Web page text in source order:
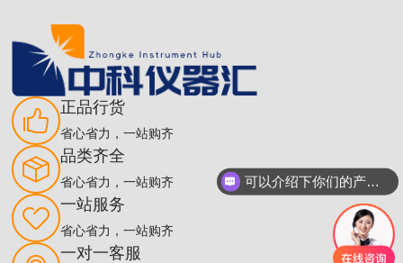
正品行货
省心省力，一站购齐
品类齐全
省心省力，一站购齐
一站服务
省心省力，一站购齐
一对一客服
可以介绍下你们的产品么